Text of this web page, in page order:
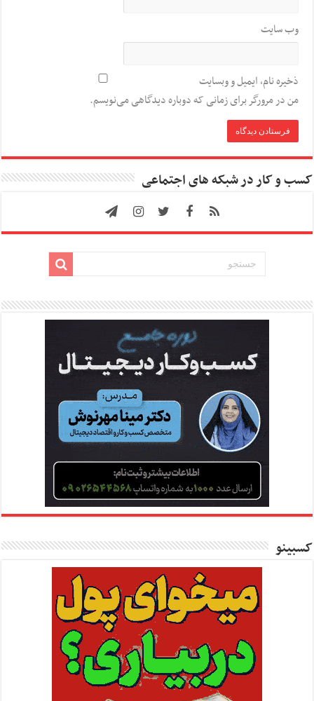
وب‌ سایت
ذخیره نام، ایمیل و وبسایت
من در مرورگر برای زمانی که دوباره دیدگاهی می‌نویسم.
کسب و کار در شبکه های اجتماعی
کسبینو